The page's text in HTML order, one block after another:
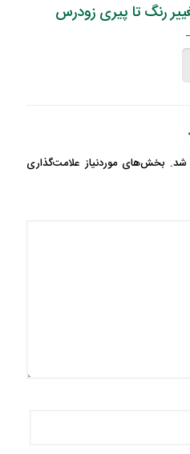
رنگ تا پیری زودرس
شد. بخش‌های موردنیاز علامت‌گذاری